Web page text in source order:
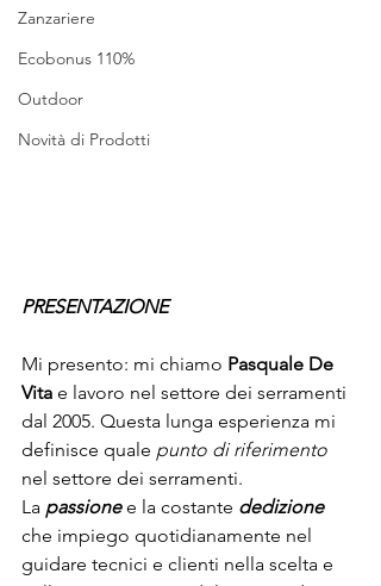
Zanzariere
Ecobonus 110%
Outdoor
Novità di Prodotti
PRESENTAZIONE
Mi presento: mi chiamo Pasquale De
Vita e lavoro nel settore dei serramenti
dal 2005. Questa lunga esperienza mi
definisce quale punto di riferimento
nel settore dei serramenti.
La passione e la costante dedizione
che impiego quotidianamente nel
guidare tecnici e clienti nella scelta e